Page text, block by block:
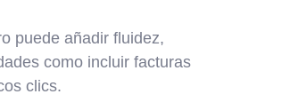
puede añadir fluidez,
como incluir facturas
clics.